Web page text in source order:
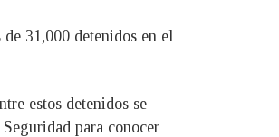
31,000 detenidos en el
estos detenidos se
para conocer